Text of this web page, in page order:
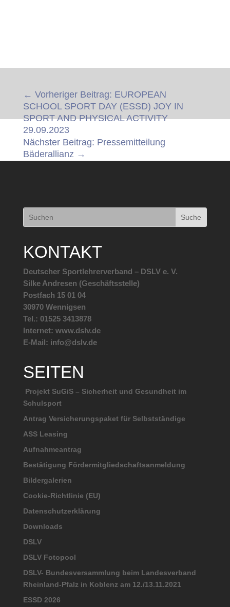
← Vorheriger Beitrag: EUROPEAN
SCHOOL SPORT DAY (ESSD) JOY IN
SPORT AND PHYSICAL ACTIVITY
29.09.2023
Nächster Beitrag: Pressemitteilung
Bäderallianz →
KONTAKT
Deutscher Sportlehrerverband – DSLV e. V.
Silke Andresen (Geschäftsstelle)
Postfach 15 01 04
30970 Wennigsen
Tel.: 01525 3413878
Internet: www.dslv.de
E-Mail: info@dslv.de
SEITEN
Projekt SuGiS – Sicherheit und Gesundheit im
Schulsport
Antrag Versicherungspaket für Selbstständige
ASS Leasing
Aufnahmeantrag
Bestätigung Fördermitgliedschaftsanmeldung
Bildergalerien
Cookie-Richtlinie (EU)
Datenschutzerklärung
Downloads
DSLV
DSLV Fotopool
DSLV- Bundesversammlung beim Landesverband
Rheinland-Pfalz in Koblenz am 12./13.11.2021
ESSD 2026